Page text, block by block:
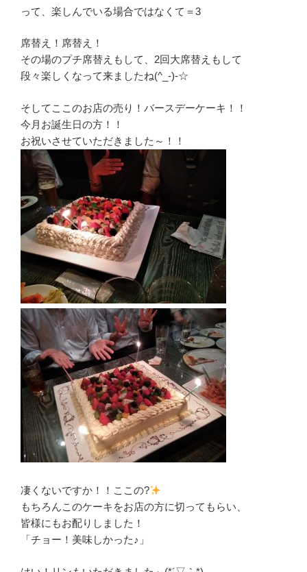
って、楽しんでいる場合ではなくて＝3
席替え！席替え！
その場のプチ席替えもして、2回大席替えもして
段々楽しくなって来ましたね(^_-)-☆
そしてここのお店の売り！バースデーケーキ！！
今月お誕生日の方！！
お祝いさせていただきました～！！
凄くないですか！！ここの?
もちろんこのケーキをお店の方に切ってもらい、
皆様にもお配りしました！
「チョー！美味しかった♪」